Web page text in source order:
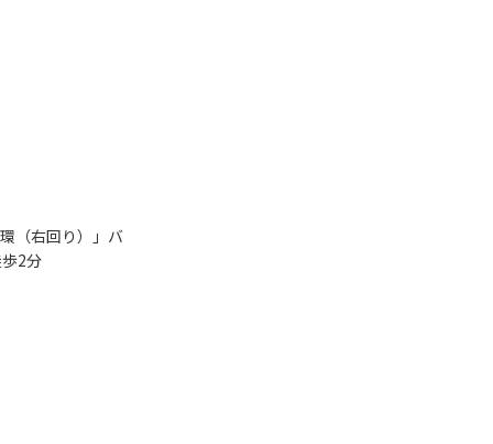
（右回り）」バ
2分